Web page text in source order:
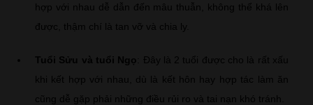
hợp với nhau dễ dẫn đến mâu thuẫn, không thể khá lên
được, thậm chí là tan vỡ và chia ly.
Tuổi Sửu và tuổi Ngọ : Đây là 2 tuổi được cho là rất xấu
khi kết hợp với nhau, dù là kết hôn hay hợp tác làm ăn
cũng dễ gặp phải những điều rủi ro và tai nạn khó tránh.